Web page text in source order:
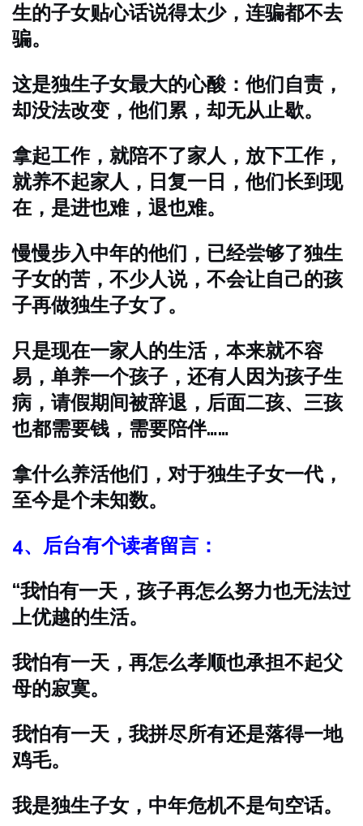
生的子女贴心话说得太少，连骗都不去
骗。
这是独生子女最大的心酸：他们自责，
却没法改变，他们累，却无从止歇。
拿起工作，就陪不了家人，放下工作，
就养不起家人，日复一日，他们长到现
在，是进也难，退也难。
慢慢步入中年的他们，已经尝够了独生
子女的苦，不少人说，不会让自己的孩
子再做独生子女了。
只是现在一家人的生活，本来就不容
易，单养一个孩子，还有人因为孩子生
病，请假期间被辞退，后面二孩、三孩
也都需要钱，需要陪伴……
拿什么养活他们，对于独生子女一代，
至今是个未知数。
4、 后台有个读者留言：
“我怕有一天，孩子再怎么努力也无法过
上优越的生活。
我怕有一天，再怎么孝顺也承担不起父
母的寂寞。
我怕有一天，我拼尽所有还是落得一地
鸡毛。
我是独生子女，中年危机不是句空话。